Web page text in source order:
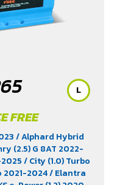
FREE
/ Alphard Hybrid
(2.5) G 8AT 2022-
/ City (1.0) Turbo
2021-2024/ Elantra
L